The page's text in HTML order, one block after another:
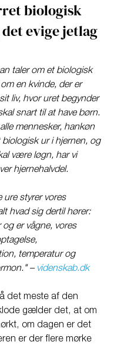
biologisk
evige jetlag
taler om et biologisk
en kvinde, der er
liv, hvor uret begynder
snart til at have børn.
mennesker, hankøn
ur i hjernen, og
være løgn, har vi
hjernehalvdel.
ure styrer vores
hvad sig dertil hører:
og er vågne, vores
temperatur og
– videnskab.dk
det meste af den
gælder det, at om
om dagen er det
er der flere mørke